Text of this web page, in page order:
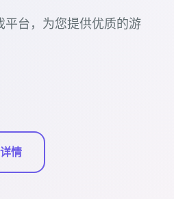
台，为您提供优质的游
情